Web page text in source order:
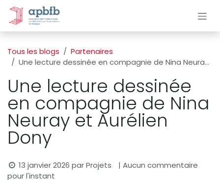
Se rendre au contenu
Tous les blogs
Partenaires
Une lecture dessinée en compagnie de Nina Neuray et Aurélien Dony
Une lecture dessinée
en compagnie de Nina
Neuray et Aurélien
Dony
13 janvier 2026 parProjets
| Aucun commentaire
pour l'instant